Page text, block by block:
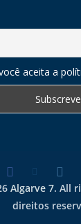
aceita a
Algarve 7. All
direitos